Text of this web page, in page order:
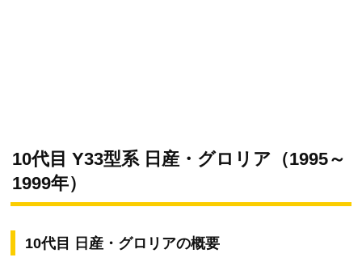
10代目 Y33型系 日産・グロリア（1995～
1999年）
10代目 日産・グロリアの概要